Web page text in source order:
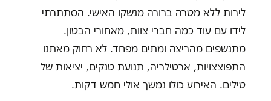
לירות ללא מטרה ברורה מנשקו האישי. הסתתרתי
לידו עם עוד כמה חברי צוות, מאחורי הבטון.
מתנשפים מהריצה ומתים מפחד. לא רחוק מאתנו
התפוצצויות, ארטילריה, תנועת טנקים, יציאות של
טילים. האירוע כולו נמשך אולי חמש דקות.